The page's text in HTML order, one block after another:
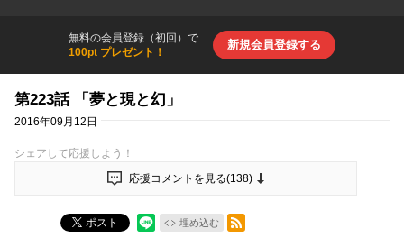
無料の会員登録（初回）で
100pt プレゼント！
新規会員登録する
第223話 「夢と現と幻」
2016年09月12日
シェアして応援しよう！
応援コメントを見る(138)
ポスト 埋め込む
RSSフィード